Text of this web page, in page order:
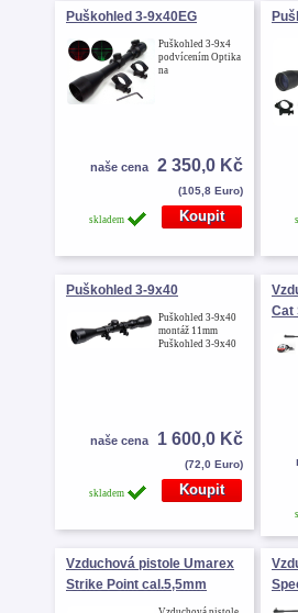
Puškohled 3-9x40EG
Puškohled 3-9x4
podvícením Optika
na
naše cena 2 350,0 Kč
(105,8 Euro)
skladem
Puškohled 3-9x40
Puškohled 3-9x40
montáž 11mm
Puškohled 3-9x40
naše cena 1 600,0 Kč
(72,0 Euro)
skladem
Cat
Vzduchová pistole Umarex
Strike Point cal.5,5mm